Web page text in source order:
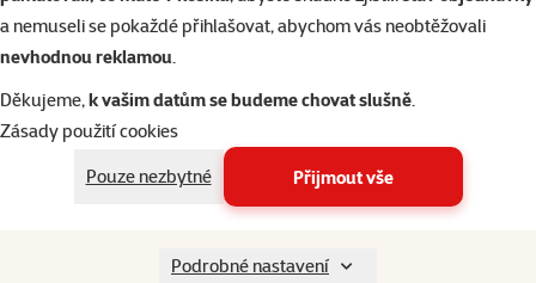
a nemuseli se pokaždé přihlašovat, abychom vás neobtěžovali
nevhodnou reklamou.
Děkujeme,k vašim datům se budeme chovat slušně.
Zásady použití cookies
Pouze nezbytné
Přijmout vše
Podrobné nastavení
Náhradní
Cena
179 Kč